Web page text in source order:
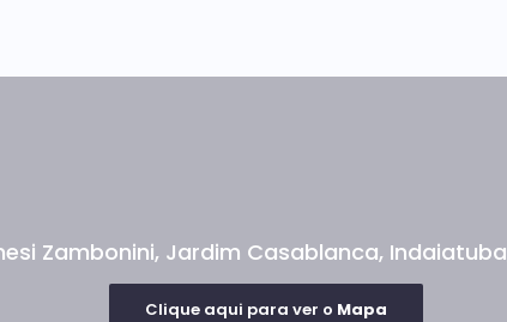
Zambonini, Jardim Casablanca, Indaiatuba
Clique aqui para ver o Mapa